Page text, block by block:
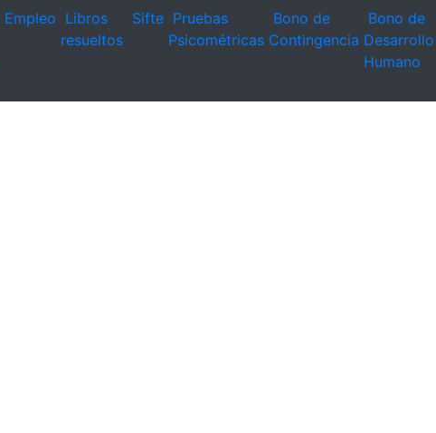
Empleo Libros
resueltos
Sifte Pruebas
Psicométricas
Bono de
Contingencia
Bono de
Desarrollo
Humano